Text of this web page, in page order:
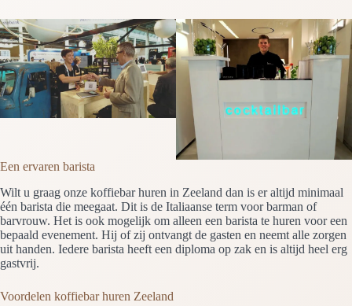
Een ervaren barista
Wilt u graag onze koffiebar huren in Zeeland dan is er altijd minimaal
één barista die meegaat. Dit is de Italiaanse term voor barman of
barvrouw. Het is ook mogelijk om alleen een barista te huren voor een
bepaald evenement. Hij of zij ontvangt de gasten en neemt alle zorgen
uit handen. Iedere barista heeft een diploma op zak en is altijd heel erg
gastvrij.
Voordelen koffiebar huren Zeeland